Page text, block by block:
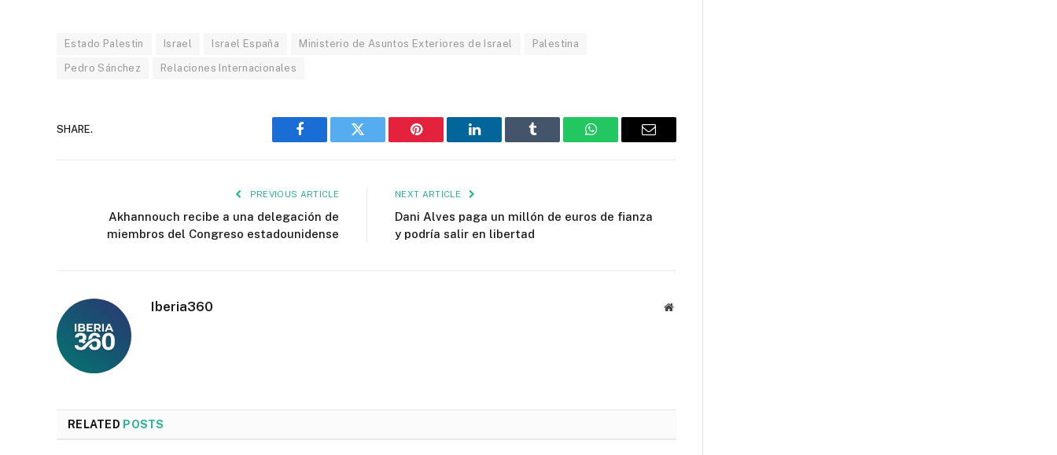
Estado Palestin Israel Israel España Ministerio de Asuntos Exteriores de Israel Palestina
Pedro Sánchez Relaciones Internacionales
SHARE.
Facebook Twitter Pinterest LinkedIn Tumblr WhatsAppEmail
PREVIOUS ARTICLE
Akhannouch recibe a una delegación de
miembros del Congreso estadounidense
NEXT ARTICLE
Dani Alves paga un millón de euros de fianza
y podría salir en libertad
Iberia360 Website
RELATED POSTS